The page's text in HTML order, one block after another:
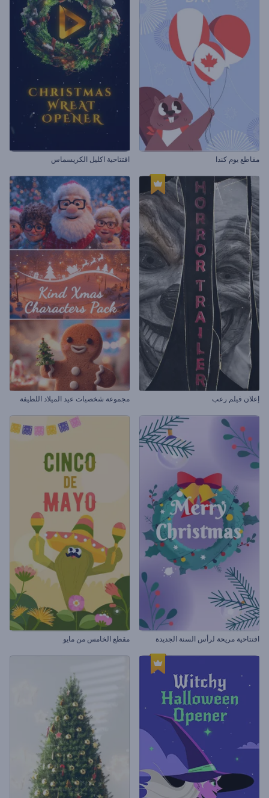
مقاطع يوم كندا افتتاحية اكليل الكريسماس
إعلان فيلم رعب مجموعة شخصيات عيد الميلاد اللطيفة
افتتاحية مريحة لرأس السنة الجديدة مقطع الخامس من مايو